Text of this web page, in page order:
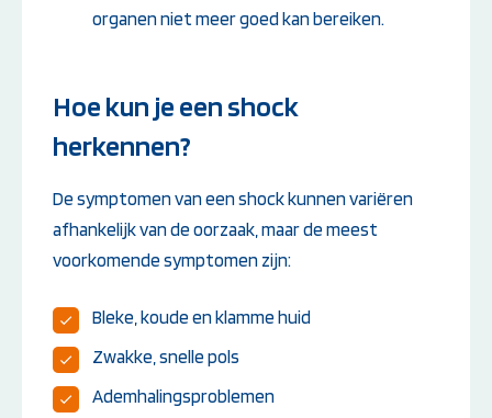
organen niet meer goed kan bereiken.
Hoe kun je een shock
herkennen?
De symptomen van een shock kunnen variëren
afhankelijk van de oorzaak, maar de meest
voorkomende symptomen zijn:
Bleke, koude en klamme huid
Zwakke, snelle pols
Ademhalingsproblemen